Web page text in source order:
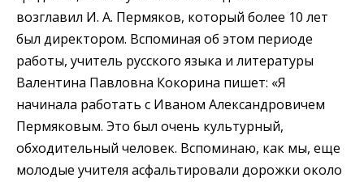
возглавил И. А. Пермяков, который более 10 лет
был директором. Вспоминая об этом периоде
работы, учитель русского языка и литературы
Валентина Павловна Кокорина пишет: «Я
начинала работать с Иваном Александровичем
Пермяковым. Это был очень культурный,
обходительный человек. Вспоминаю, как мы, еще
молодые учителя асфальтировали дорожки около